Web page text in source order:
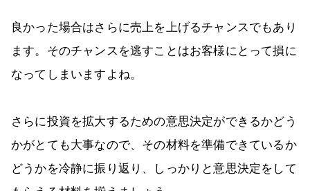
良かった場合はさらに売上を上げるチャンスでもあり
ます。そのチャンスを逃すことはお客様にとって損に
なってしまいますよね。
さらに投資を拡大するための意思決定ができるかどう
かがとても大事なので、その材料を準備できているか
どうかを冷静に振り返り、しっかりと意思決定をして